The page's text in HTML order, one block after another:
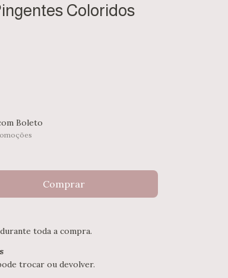
Coloridos
Boleto
toda a compra.
trocar ou devolver.